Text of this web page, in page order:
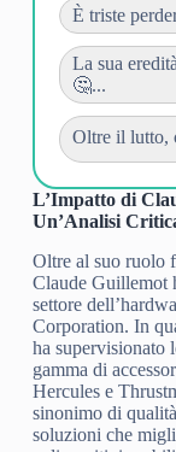
È triste
La sua
🤔...
Oltre il lutto,
L’Impatto di
Un’Analisi
Oltre al suo ruolo
Claude Guillemot
settore
Corporation. In
ha supervisionato
gamma di
Hercules e
sinonimo di
soluzioni che